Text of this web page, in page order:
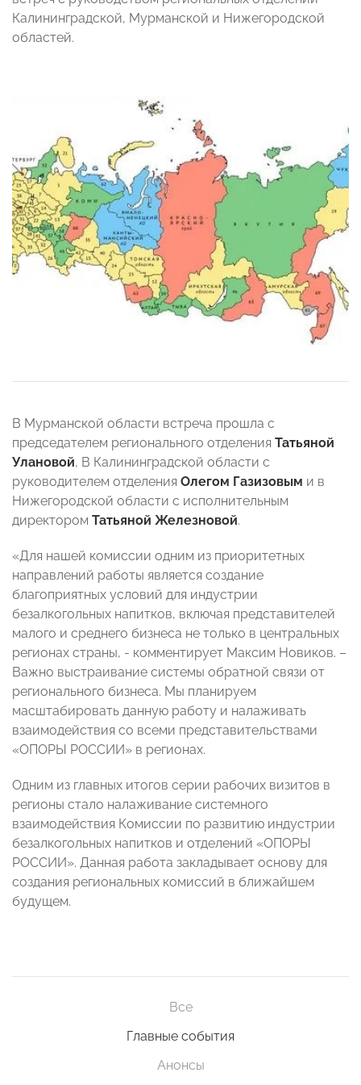
Калининградской, Мурманской и Нижегородской
областей.
В Мурманской области встреча прошла с
председателем регионального отделения Татьяной
Улановой, В Калининградской области с
руководителем отделения Олегом Газизовым и в
Нижегородской области с исполнительным
директором Татьяной Железновой.
«Для нашей комиссии одним из приоритетных
направлений работы является создание
благоприятных условий для индустрии
безалкогольных напитков, включая представителей
малого и среднего бизнеса не только в центральных
регионах страны, - комментирует Максим Новиков. –
Важно выстраивание системы обратной связи от
регионального бизнеса. Мы планируем
масштабировать данную работу и налаживать
взаимодействия со всеми представительствами
«ОПОРЫ РОССИИ» в регионах.
Одним из главных итогов серии рабочих визитов в
регионы стало налаживание системного
взаимодействия Комиссии по развитию индустрии
безалкогольных напитков и отделений «ОПОРЫ
РОССИИ». Данная работа закладывает основу для
создания региональных комиссий в ближайшем
будущем.
Все
Главные события
Анонсы